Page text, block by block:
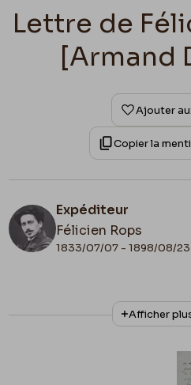
Lettre de
[Armand
Ajouter
Copier la
Expéditeur
Félicien Rops
1833/07/07 - 1898/08/23
N° d'inventaire
ML/03718/0008
Belgique,
Afficher